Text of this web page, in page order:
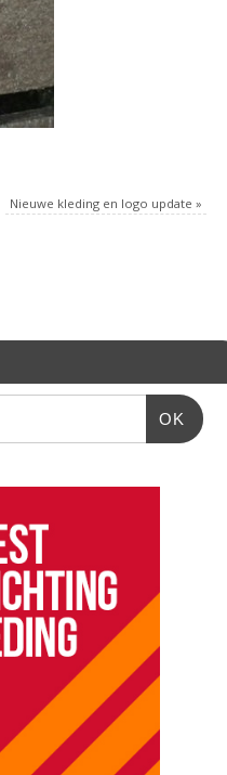
Nieuwe kleding en logo update»
OK